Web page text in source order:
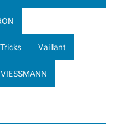
Vaillant
VIESSMANN